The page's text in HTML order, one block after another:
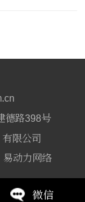
德路398号
限公司
易动力网络
微信